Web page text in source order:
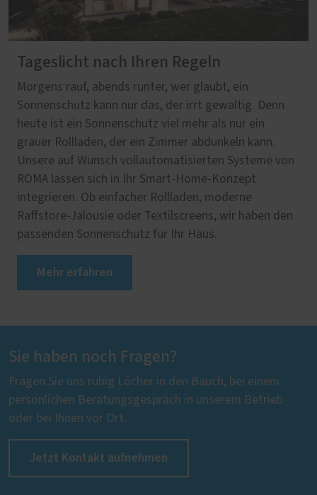
Tageslicht nach Ihren Regeln
Morgens rauf, abends runter, wer glaubt, ein
Sonnenschutz kann nur das, der irrt gewaltig. Denn
heute ist ein Sonnenschutz viel mehr als nur ein
grauer Rollladen, der ein Zimmer abdunkeln kann.
Unsere auf Wunsch vollautomatisierten Systeme von
ROMA lassen sich in Ihr Smart-Home-Konzept
integrieren. Ob einfacher Rollladen, moderne
Raffstore-Jalousie oder Textilscreens, wir haben den
passenden Sonnenschutz für Ihr Haus.
Mehr erfahren
Sie haben noch Fragen?
Fragen Sie uns ruhig Löcher in den Bauch, bei einem
persönlichen Beratungsgespräch in unserem Betrieb
oder bei Ihnen vor Ort.
Jetzt Kontakt aufnehmen